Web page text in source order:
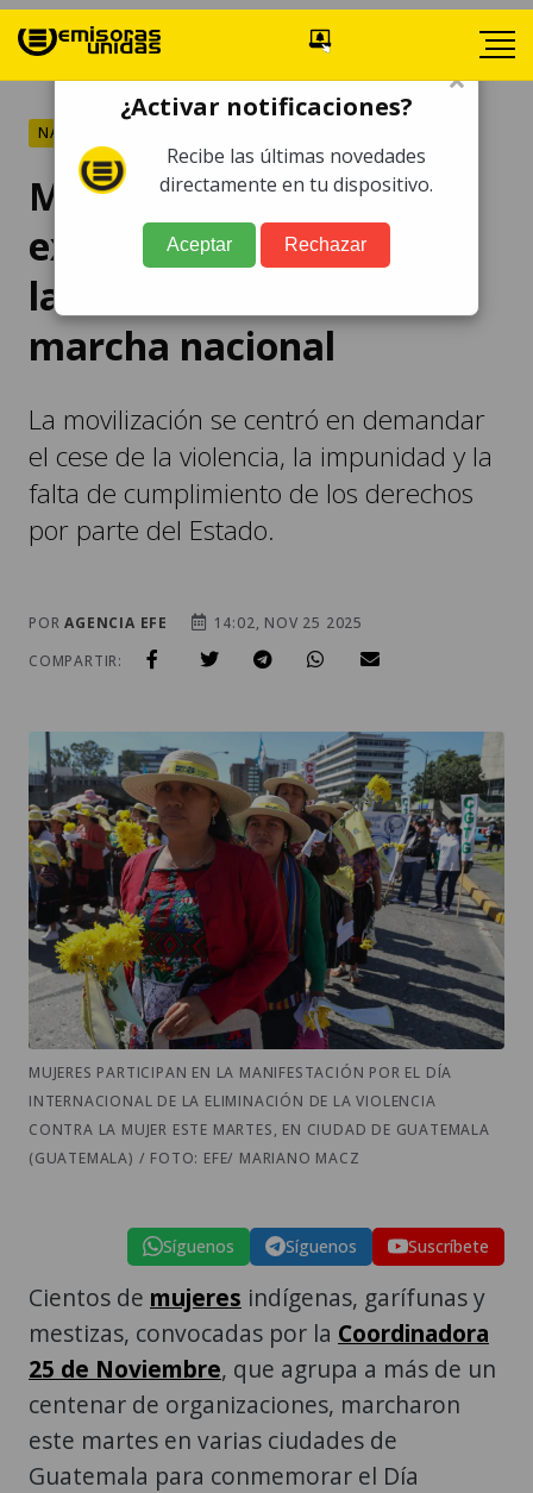
NACIONALES
Mujeres guatemaltecas
exigen justicia y el fin de
la violencia en una
marcha nacional
La movilización se centró en demandar
el cese de la violencia, la impunidad y la
falta de cumplimiento de los derechos
por parte del Estado.
PORAGENCIA EFE
14:02, NOV 25 2025
COMPARTIR:
MUJERES PARTICIPAN EN LA MANIFESTACIÓN POR EL DÍA
INTERNACIONAL DE LA ELIMINACIÓN DE LA VIOLENCIA
CONTRA LA MUJER ESTE MARTES, EN CIUDAD DE GUATEMALA
(GUATEMALA) / FOTO: EFE/ MARIANO MACZ
Síguenos Síguenos Suscríbete
Cientos de mujeres indígenas, garífunas y
mestizas, convocadas por la Coordinadora
25 de Noviembre, que agrupa a más de un
centenar de organizaciones, marcharon
este martes en varias ciudades de
Guatemala para conmemorar el Día
×
¿Activar notificaciones?
Recibe las últimas novedades
directamente en tu dispositivo.
Aceptar Rechazar